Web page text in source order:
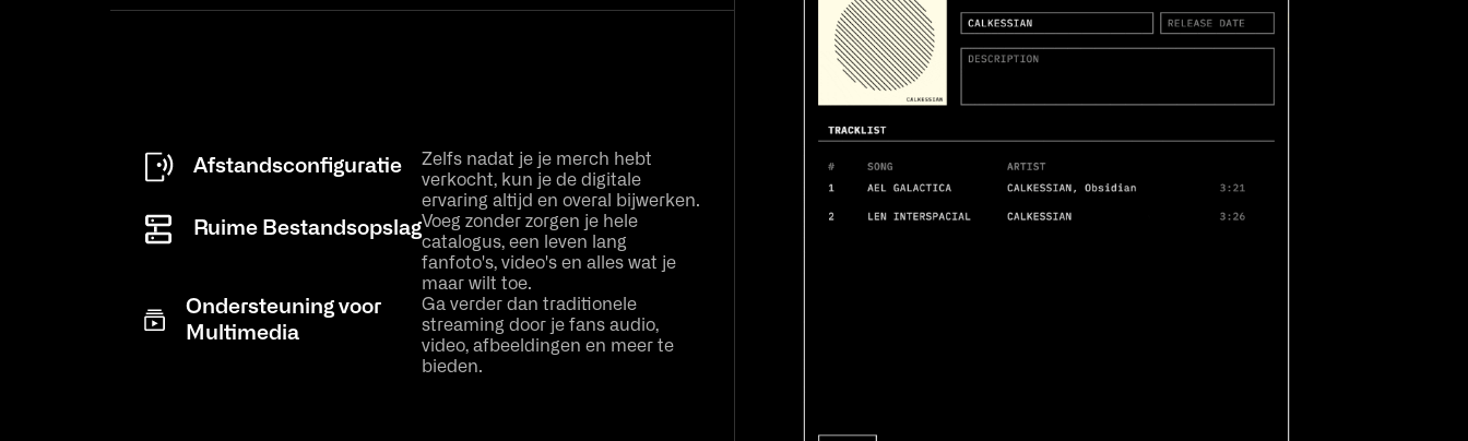
Afstandsconfiguratie
Zelfs nadat je je merch hebt
verkocht, kun je de digitale
ervaring altijd en overal bijwerken.
Ruime BestandsopslagVoeg zonder zorgen je hele
catalogus, een leven lang
fanfoto's, video's en alles wat je
maar wilt toe.
Ondersteuning voor
Multimedia
Ga verder dan traditionele
streaming door je fans audio,
video, afbeeldingen en meer te
bieden.